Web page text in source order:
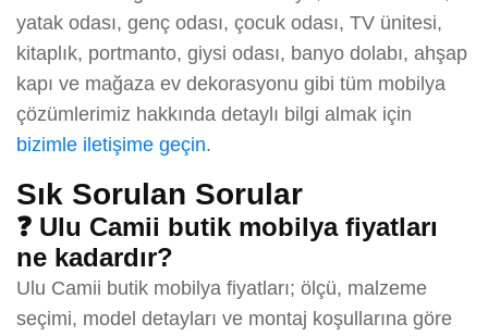
yatak odası, genç odası, çocuk odası, TV ünitesi,
kitaplık, portmanto, giysi odası, banyo dolabı, ahşap
kapı ve mağaza ev dekorasyonu gibi tüm mobilya
çözümlerimiz hakkında detaylı bilgi almak için
bizimle iletişime geçin.
Sık Sorulan Sorular
❓ Ulu Camii butik mobilya fiyatları
ne kadardır?
Ulu Camii butik mobilya fiyatları; ölçü, malzeme
seçimi, model detayları ve montaj koşullarına göre